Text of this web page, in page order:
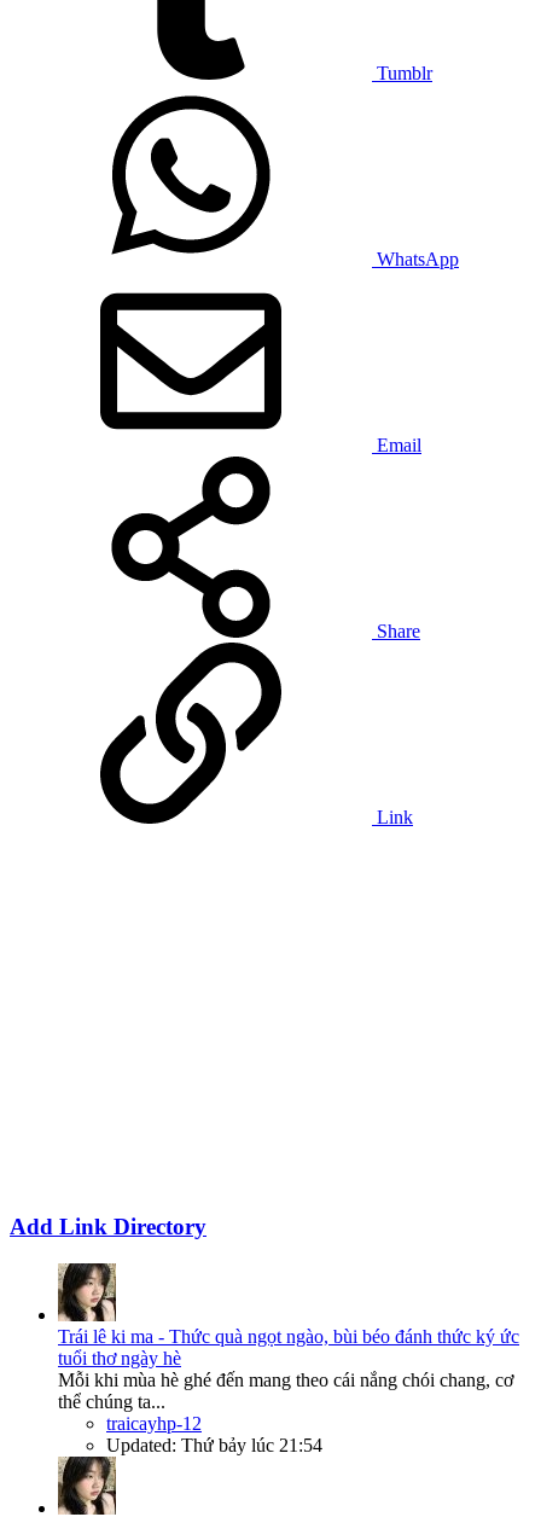
Tumblr
WhatsApp
Email
Share
Link
Add Link Directory
Trái lê ki ma - Thức quà ngọt ngào, bùi béo đánh thức ký ức
tuổi thơ ngày hè
Mỗi khi mùa hè ghé đến mang theo cái nắng chói chang, cơ
thể chúng ta...
traicayhp-12
Updated: Thứ bảy lúc 21:54